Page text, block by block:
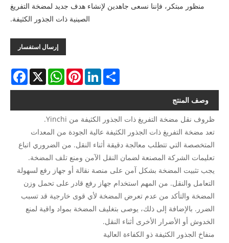
منظور مبتكر، فإننا نسعى جاهدين لإنشاء هدف جديد لمضخة التفريغ
الصينية ذات الجذور الكثيفة.
إرسال استفسار
X
WhatsAppPinterestLinkedInShare
وصف المنتج
ظروف نقل مضخة التفريغ ذات الجذور الكثيفة من Yinchi.
تعد مضخة التفريغ ذات الجذور الكثيفة عالية الجودة من المعدات
المتخصصة التي تتطلب معالجة دقيقة أثناء النقل. من الضروري اتباع
تعليمات الشركة المصنعة لضمان النقل الآمن ومنع تلف المضخة.
يجب تثبيت المضخة بشكل آمن على منصة نقالة أو جهاز رفع لسهولة
التعامل والنقل. من المهم استخدام جهاز رفع قادر على تحمل وزن
المضخة والتأكد من عدم تعرض المضخة لأي قوى خارجية قد تسبب
الضرر. بالإضافة إلى ذلك، يوصى بتغليف المضخة بمواد واقية لمنع
الخدوش أو الأضرار الأخرى أثناء النقل.
منفاخ الجذور الكثيفة ذو الكفاءة العالية